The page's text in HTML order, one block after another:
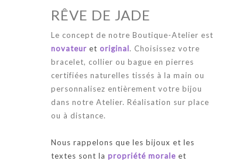
RÊVE DE JADE
Le concept de notre Boutique-Atelier est
novateur et original. Choisissez votre
bracelet, collier ou bague en pierres
certifiées naturelles tissés à la main ou
personnalisez entièrement votre bijou
dans notre Atelier. Réalisation sur place
ou à distance.
Nous rappelons que les bijoux et les
textes sont la propriété morale et